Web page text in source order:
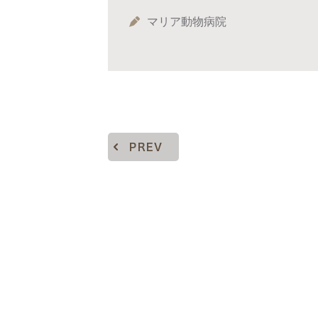
マリア動物病院
PREV